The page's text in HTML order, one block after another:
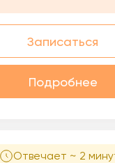
Записаться
Подробнее
Отвечает ~ 2